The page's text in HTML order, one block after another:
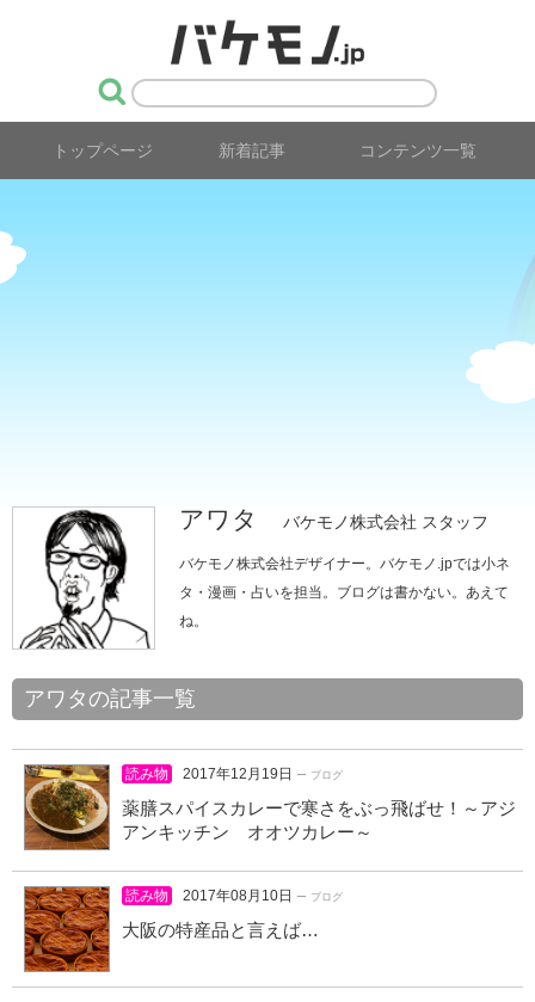
トップページ 新着記事 コンテンツ一覧
アワタ バケモノ株式会社 スタッフ
バケモノ株式会社デザイナー。バケモノ.jpでは小ネ
タ・漫画・占いを担当。ブログは書かない。あえて
ね。
アワタの記事一覧
読み物 2017年12月19日 ー ブログ
薬膳スパイスカレーで寒さをぶっ飛ばせ！～アジ
アンキッチン オオツカレー～
読み物 2017年08月10日 ー ブログ
大阪の特産品と言えば…